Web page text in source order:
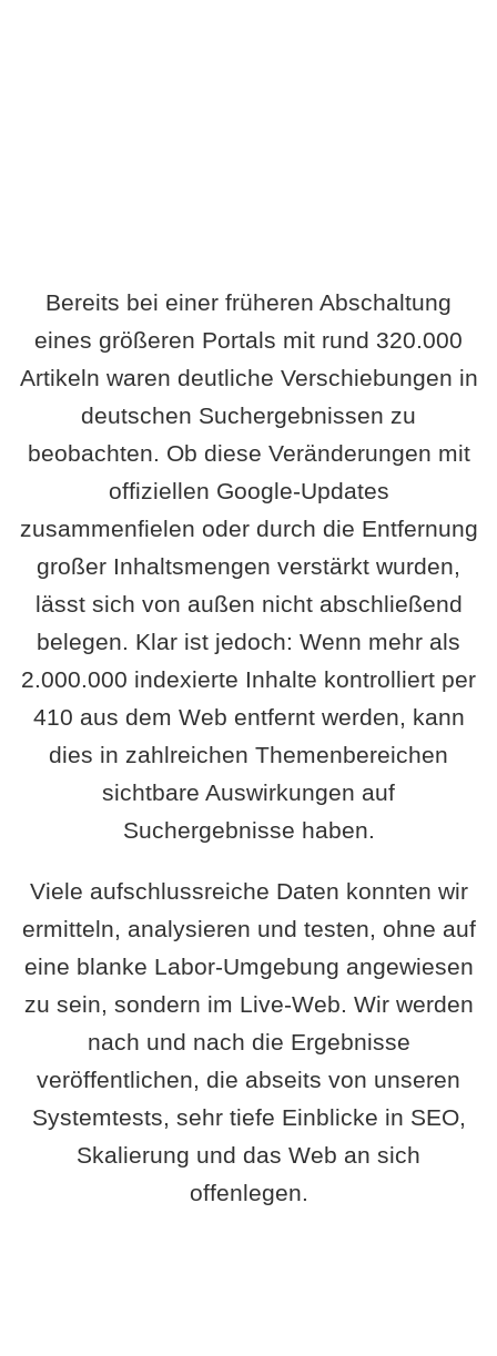
Bereits bei einer früheren Abschaltung
eines größeren Portals mit rund 320.000
Artikeln waren deutliche Verschiebungen in
deutschen Suchergebnissen zu
beobachten. Ob diese Veränderungen mit
offiziellen Google-Updates
zusammenfielen oder durch die Entfernung
großer Inhaltsmengen verstärkt wurden,
lässt sich von außen nicht abschließend
belegen. Klar ist jedoch: Wenn mehr als
2.000.000 indexierte Inhalte kontrolliert per
410 aus dem Web entfernt werden, kann
dies in zahlreichen Themenbereichen
sichtbare Auswirkungen auf
Suchergebnisse haben.
Viele aufschlussreiche Daten konnten wir
ermitteln, analysieren und testen, ohne auf
eine blanke Labor-Umgebung angewiesen
zu sein, sondern im Live-Web. Wir werden
nach und nach die Ergebnisse
veröffentlichen, die abseits von unseren
Systemtests, sehr tiefe Einblicke in SEO,
Skalierung und das Web an sich
offenlegen.